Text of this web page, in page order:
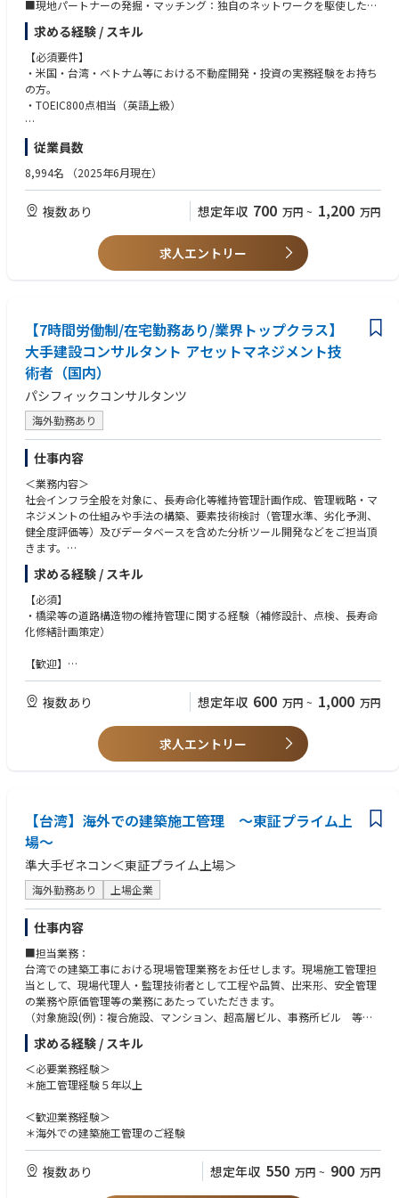
■現地パートナーの発掘・マッチング：独自のネットワークを駆使した、
新たな現地パートナーの発掘とマッチング。
■案件の発掘：米国、台湾、ベトナム等における案件発掘。
■情報収集：現地の不動産開発・投資に関する動向等の情報収集。
■不動産開発・投資案件の推進：各国の法規・諸制度を活用し、現地パー
トナーと連携した案件の推進。
求める経験 / スキル
【必須要件】
・米国・台湾・ベトナム等における不動産開発・投資の実務経験をお持ち
の方。
・TOEIC800点相当（英語上級）
【尚可要件】
下記資格をお持ちの方。
・一級建築士
従業員数
8,994名 （2025年6月現在）
複数あり 想定年収 700 万円 ~ 1,200 万円
求人エントリー
【7時間労働制/在宅勤務あり/業界トップクラス】
大手建設コンサルタント アセットマネジメント技
術者（国内）
パシフィックコンサルタンツ
海外勤務あり
仕事内容
＜業務内容＞
社会インフラ全般を対象に、長寿命化等維持管理計画作成、管理戦略・マ
ネジメントの仕組みや手法の構築、要素技術検討（管理水準、劣化予測、
健全度評価等）及びデータベースを含めた分析ツール開発などをご担当頂
きます。
また、橋梁等の道路構造物の補修設計、点検業務などをご担当頂きます。
求める経験 / スキル
【必須】
・橋梁等の道路構造物の維持管理に関する経験（補修設計、点検、長寿命
化修繕計画策定）
【歓迎】
技術士-鋼構造及びコンクリート、道路
複数あり 想定年収 600 万円 ~ 1,000 万円
求人エントリー
【台湾】海外での建築施工管理 ～東証プライム上
場～
準大手ゼネコン＜東証プライム上場＞
海外勤務あり 上場企業
仕事内容
■担当業務：
台湾での建築工事における現場管理業務をお任せします。現場施工管理担
当として、現場代理人・監理技術者として工程や品質、出来形、安全管理
の業務や原価管理等の業務にあたっていただきます。
（対象施設(例)：複合施設、マンション、超高層ビル、事務所ビル 等）
■海外赴任について：
赴任期間：ご入社後、ビザ取得等の手続き後の赴任となります。赴任時期
はご本人のご要望をお伺いします。
＊赴任後中国語の研修を行います。
＊家族帯同も可能です。
求める経験 / スキル
＜必要業務経験＞
＊施工管理経験５年以上
＜歓迎業務経験＞
＊海外での建築施工管理のご経験
複数あり 想定年収 550 万円 ~ 900 万円